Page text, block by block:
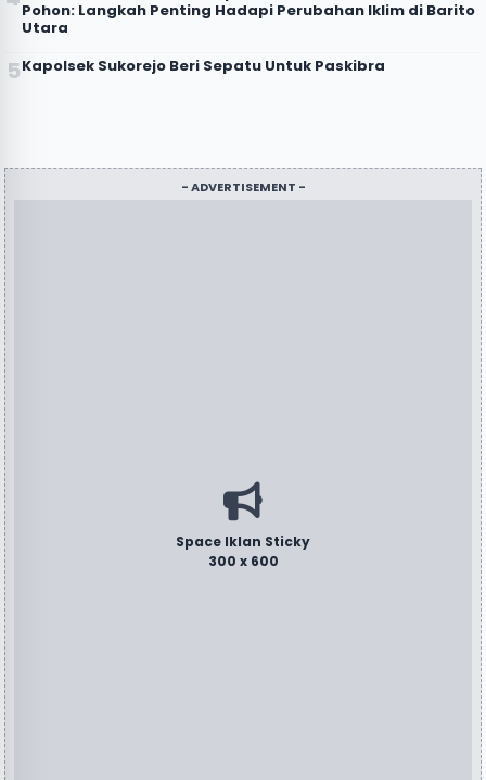
Pohon: Langkah Penting Hadapi Perubahan Iklim di Barito
Utara
Kapolsek Sukorejo Beri Sepatu Untuk Paskibra
- ADVERTISEMENT -
Space Iklan Sticky
300 x 600